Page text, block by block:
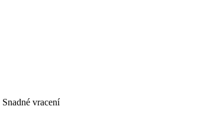
Snadné vracení